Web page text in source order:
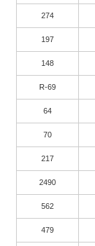
274
197
148
R-69
64
70
217
2490
562
479